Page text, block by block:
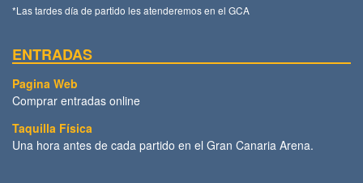
*Las tardes día de partido les atenderemos en el GCA
ENTRADAS
Pagina Web
Comprar entradas online
Taquilla Física
Una hora antes de cada partido en el Gran Canaria Arena.